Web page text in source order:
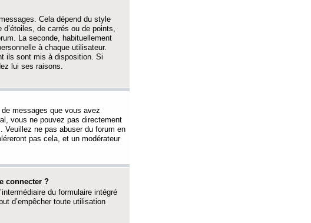
Cela dépend du style
de carrés ou de points,
La seconde, habituellement
à chaque utilisateur.
ils sont mis à disposition. Si
lui ses raisons.
messages que vous avez
vous ne pouvez pas directement
Veuillez ne pas abuser du forum en
pas cela, et un modérateur
connecter ?
du formulaire intégré
d’empêcher toute utilisation